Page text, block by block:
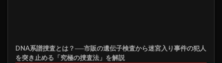
DNA系譜捜査とは？──市販の遺伝子検査から迷宮入り事件の犯人
を突き止める「究極の捜査法」を解説